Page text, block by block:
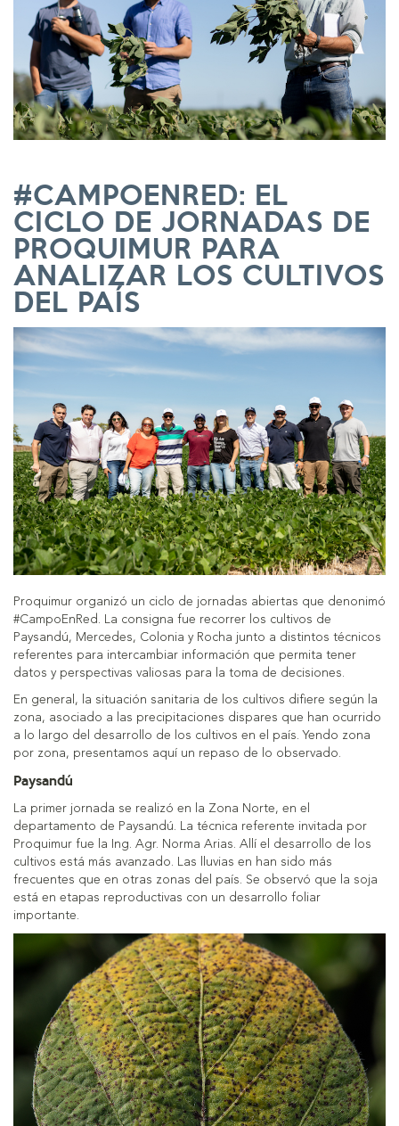
#CAMPOENRED: EL
CICLO DE JORNADAS DE
PROQUIMUR PARA
ANALIZAR LOS CULTIVOS
DEL PAÍS
Proquimur organizó un ciclo de jornadas abiertas que denonimó
#CampoEnRed. La consigna fue recorrer los cultivos de
Paysandú, Mercedes, Colonia y Rocha junto a distintos técnicos
referentes para intercambiar información que permita tener
datos y perspectivas valiosas para la toma de decisiones.
En general, la situación sanitaria de los cultivos difiere según la
zona, asociado a las precipitaciones dispares que han ocurrido
a lo largo del desarrollo de los cultivos en el país. Yendo zona
por zona, presentamos aquí un repaso de lo observado.
Paysandú
La primer jornada se realizó en la Zona Norte, en el
departamento de Paysandú. La técnica referente invitada por
Proquimur fue la Ing. Agr. Norma Arias. Allí el desarrollo de los
cultivos está más avanzado. Las lluvias en han sido más
frecuentes que en otras zonas del país. Se observó que la soja
está en etapas reproductivas con un desarrollo foliar
importante.